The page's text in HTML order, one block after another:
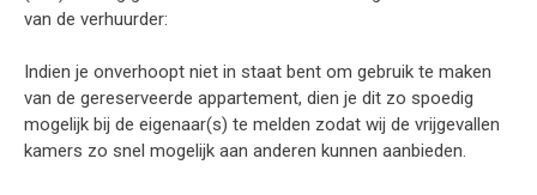
van de verhuurder:
Indien je onverhoopt niet in staat bent om gebruik te maken
van de gereserveerde appartement, dien je dit zo spoedig
mogelijk bij de eigenaar(s) te melden zodat wij de vrijgevallen
kamers zo snel mogelijk aan anderen kunnen aanbieden.